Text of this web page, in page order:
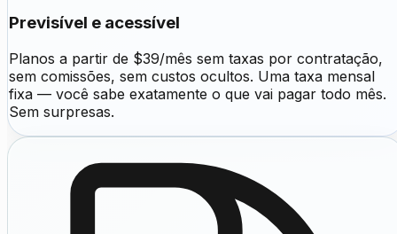
Previsível e acessível
Planos a partir de $39/mês sem taxas por contratação,
sem comissões, sem custos ocultos. Uma taxa mensal
fixa — você sabe exatamente o que vai pagar todo mês.
Sem surpresas.